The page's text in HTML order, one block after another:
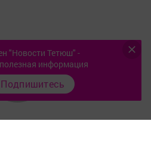
"Новости Тетюш" -
информация
Подпишитесь